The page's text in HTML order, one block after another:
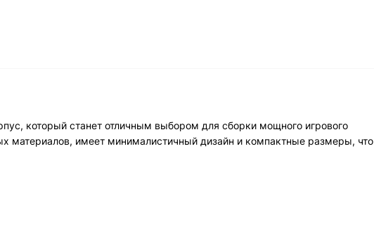
который станет отличным выбором для сборки мощного игрового
материалов, имеет минималистичный дизайн и компактные размеры, что